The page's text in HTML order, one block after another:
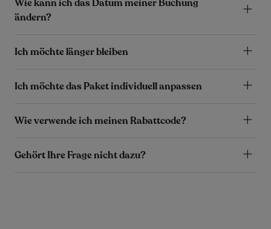
Wie kann ich das Datum meiner Buchung
ändern?
Ich möchte länger bleiben
Ich möchte das Paket individuell anpassen
Wie verwende ich meinen Rabattcode?
Gehört Ihre Frage nicht dazu?